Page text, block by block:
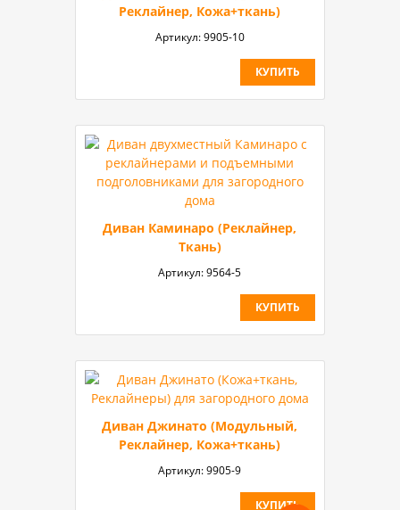
Реклайнер, Кожа+ткань)
Артикул:9905-10
КУПИТЬ
Диван Каминаро (Реклайнер,
Ткань)
Артикул:9564-5
КУПИТЬ
Диван Джинато (Модульный,
Реклайнер, Кожа+ткань)
Артикул:9905-9
КУПИТЬ